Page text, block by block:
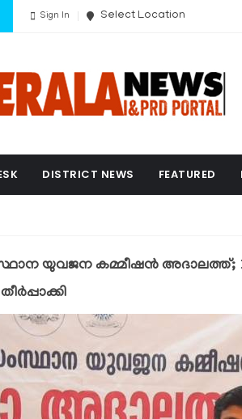
Sign In Select Location
DISTRICT NEWS FEATURED
യുവജന കമ്മീഷന്‍ അദാലത്ത്;